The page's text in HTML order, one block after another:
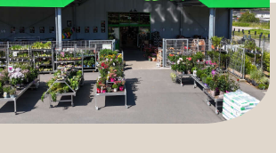
um 08:00 Mo.